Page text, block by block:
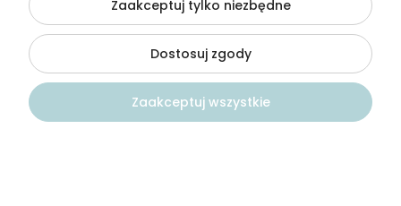
Jolanta zweryfikowano
5
Zaakceptuj tylko niezbędne
Dostosuj zgody
Zaakceptuj wszystkie